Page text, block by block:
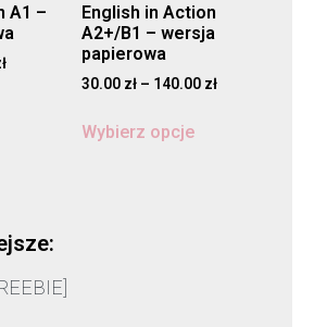
A1 –
English in Action
A2+/B1 – wersja
papierowa
30.00 zł – 140.00 zł
Wybierz opcje